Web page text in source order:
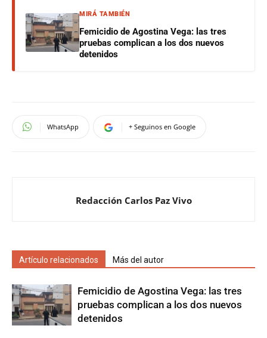
MIRÁ TAMBIÉN
Femicidio de Agostina Vega: las tres
pruebas complican a los dos nuevos
detenidos
WhatsApp + Seguinos en Google
Redacción Carlos Paz Vivo
Artículo relacionados Más del autor
Femicidio de Agostina Vega: las tres
pruebas complican a los dos nuevos
detenidos